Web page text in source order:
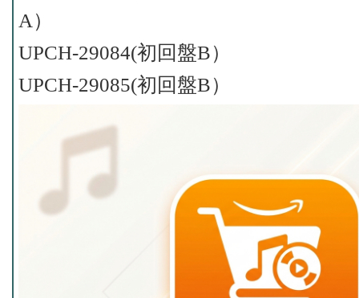
A）
UPCH-29084(初回盤B）
UPCH-29085(初回盤B）